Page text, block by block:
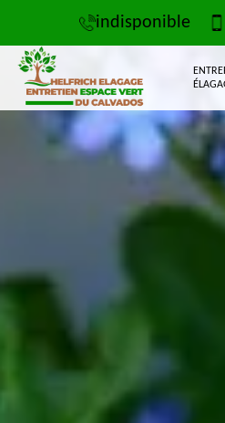
indisponible